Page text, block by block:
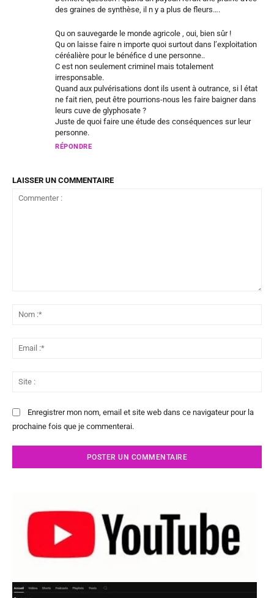
des graines de synthèse, il n y a plus de fleurs….
Qu on sauvegarde le monde agricole , oui, bien sûr !
Qu on laisse faire n importe quoi surtout dans l’exploitation
céréalière pour le bénéfice d une personne..
C est non seulement criminel mais totalement
irresponsable.
Quand aux pulvérisations dont ils usent à outrance, si l état
ne fait rien, peut être pourrions-nous les faire baigner dans
leurs cuve de glyphosate ?
Juste de quoi faire une étude des conséquences sur leur
personne.
RÉPONDRE
LAISSER UN COMMENTAIRE
Enregistrer mon nom, email et site web dans ce navigateur pour la
prochaine fois que je commenterai.